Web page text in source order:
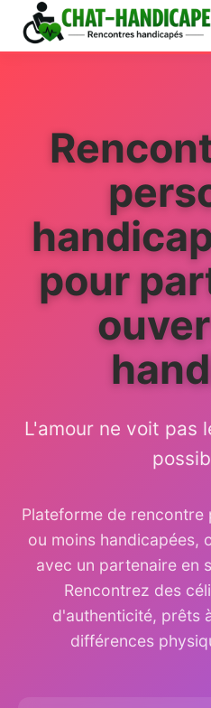
Aller au contenu principal
Inscription
Connexion
pour
L'amour ne voit pas
Plateforme de rencontre
ou moins handicapées,
avec un partenaire en
Rencontrez des
d'authenticité, prêts
différences